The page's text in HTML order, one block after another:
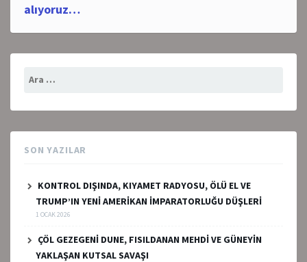
alıyoruz…
Arama:
SON YAZILAR
KONTROL DIŞINDA, KIYAMET RADYOSU, ÖLÜ EL VE
TRUMP’IN YENİ AMERİKAN İMPARATORLUĞU DÜŞLERİ
1 OCAK 2026
ÇÖL GEZEGENİ DUNE, FISILDANAN MEHDİ VE GÜNEYİN
YAKLAŞAN KUTSAL SAVAŞI